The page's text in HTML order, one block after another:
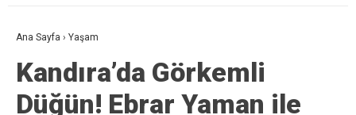
Ana Sayfa › Yaşam
Kandıra’da Görkemli
Düğün! Ebrar Yaman ile